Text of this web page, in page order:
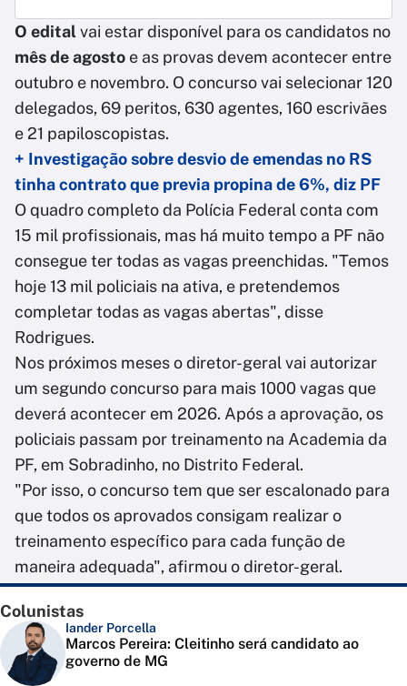
O editalvai estar disponível para os candidatos no
mês de agosto e as provas devem acontecer entre
outubro e novembro. O concurso vai selecionar 120
delegados, 69 peritos, 630 agentes, 160 escrivães
e 21 papiloscopistas.
+ Investigação sobre desvio de emendas no RS
tinha contrato que previa propina de 6%, diz PF
O quadro completo da Polícia Federal conta com
15 mil profissionais, mas há muito tempo a PF não
consegue ter todas as vagas preenchidas. "Temos
hoje 13 mil policiais na ativa, e pretendemos
completar todas as vagas abertas", disse
Rodrigues.
Nos próximos meses o diretor-geral vai autorizar
um segundo concurso para mais 1000 vagas que
deverá acontecer em 2026. Após a aprovação, os
policiais passam por treinamento na Academia da
PF, em Sobradinho, no Distrito Federal.
"Por isso, o concurso tem que ser escalonado para
que todos os aprovados consigam realizar o
treinamento específico para cada função de
maneira adequada", afirmou o diretor-geral.
Colunistas
Iander Porcella
Marcos Pereira: Cleitinho será candidato ao
governo de MG